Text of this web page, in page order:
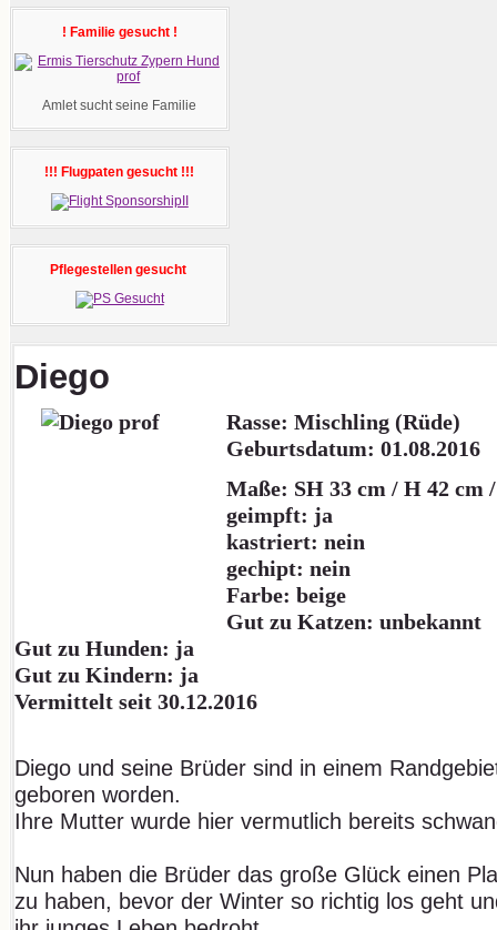
! Familie gesucht !
Amlet sucht seine Familie
!!! Flugpaten gesucht !!!
Pflegestellen gesucht
Diego
Rasse: Mischling (Rüde)
Geburtsdatum: 01.08.2016
Maße: SH 33 cm / H 42 cm
geimpft: ja
kastriert: nein
gechipt: nein
Farbe: beige
Gut zu Katzen: unbekannt
Gut zu Hunden: ja
Gut zu Kindern: ja
Vermittelt seit 30.12.2016
Diego und seine Brüder sind in einem
geboren worden.
Ihre Mutter wurde hier vermutlich bereits
Nun haben die Brüder das große Glück einen
zu haben, bevor der Winter so richtig los geht